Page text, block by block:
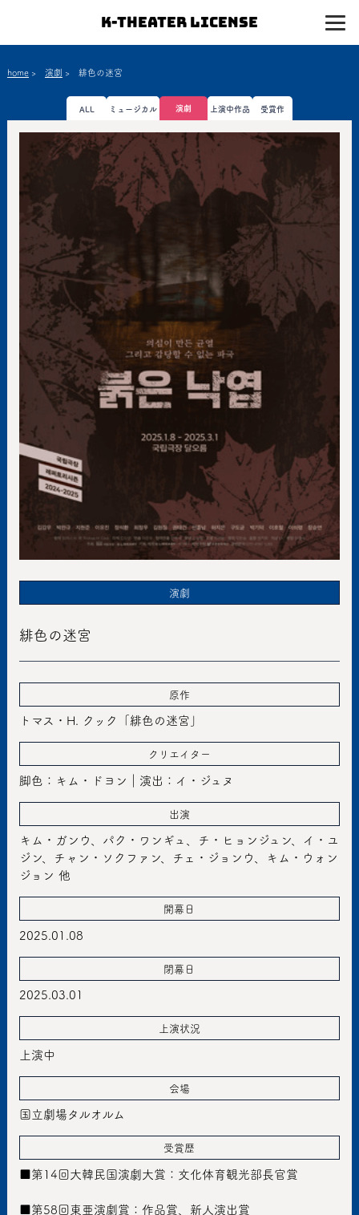
K-Theater License
home> 演劇 > 緋色の迷宮
ALL ミュージカル 演劇 上演中作品 受賞作
演劇
緋色の迷宮
原作
トマス・H. クック「緋色の迷宮」
クリエイター
脚色：キム・ドヨン｜演出：イ・ジュヌ
出演
キム・ガンウ、パク・ワンギュ、チ・ヒョンジュン、イ・ユ
ジン、チャン・ソクファン、チェ・ジョンウ、キム・ウォン
ジョン 他
開幕日
2025.01.08
閉幕日
2025.03.01
上演状況
上演中
会場
国立劇場タルオルム
受賞歴
■第14回大韓民国演劇大賞：文化体育観光部長官賞
■第58回東亜演劇賞：作品賞、新人演出賞